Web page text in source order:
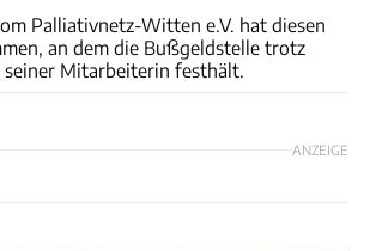
Palliativnetz-Witten e.V. hat diesen
an dem die Bußgeldstelle trotz
Mitarbeiterin festhält.
ANZEIGE